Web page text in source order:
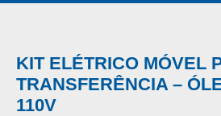
KIT ELÉTRICO MÓVEL
TRANSFERÊNCIA –
110V